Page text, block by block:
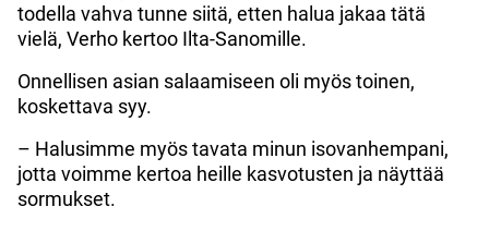
todella vahva tunne siitä, etten halua jakaa tätä
vielä, Verho kertoo Ilta-Sanomille.
Onnellisen asian salaamiseen oli myös toinen,
koskettava syy.
– Halusimme myös tavata minun isovanhempani,
jotta voimme kertoa heille kasvotusten ja näyttää
sormukset.